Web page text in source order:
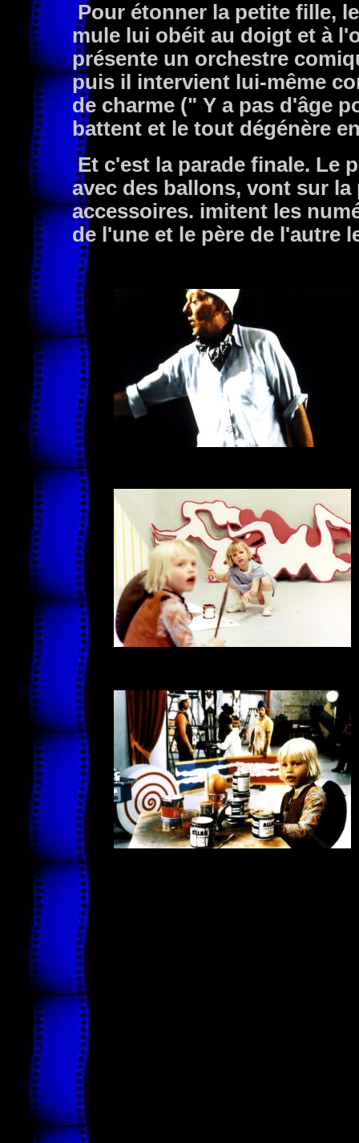
Pour étonner la petite fille,
mule lui obéit au doigt et à
présente un orchestre
puis il intervient lui-même
de charme (" Y a pas d'âge
battent et le tout dégénère
Et c'est la parade finale. Le
avec des ballons, vont sur
accessoires. imitent les
de l'une et le père de l'autre